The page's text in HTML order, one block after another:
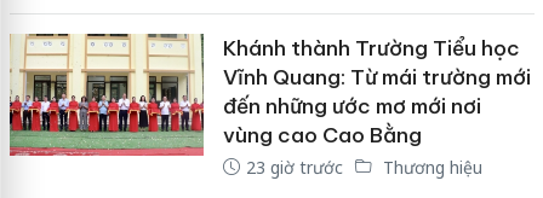
Khánh thành Trường Tiểu học
Vĩnh Quang: Từ mái trường mới
đến những ước mơ mới nơi
vùng cao Cao Bằng
23 giờ trước Thương hiệu